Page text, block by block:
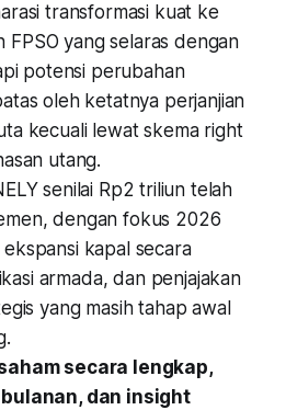
transformasi kuat ke
FPSO yang selaras dengan
potensi perubahan
oleh ketatnya perjanjian
kecuali lewat skema right
utang.
senilai Rp2 triliun telah
dengan fokus 2026
kapal secara
armada, dan penjajakan
yang masih tahap awal
secara lengkap,
dan insight